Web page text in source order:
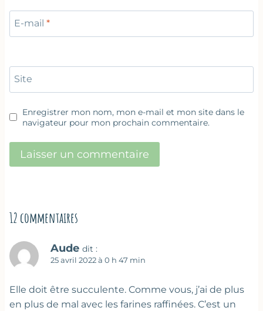
E-mail *
Site
Enregistrer mon nom, mon e-mail et mon site dans le
navigateur pour mon prochain commentaire.
12 commentaires
Aude dit :
25 avril 2022 à 0 h 47 min
Elle doit être succulente. Comme vous, j’ai de plus
en plus de mal avec les farines raffinées. C’est un